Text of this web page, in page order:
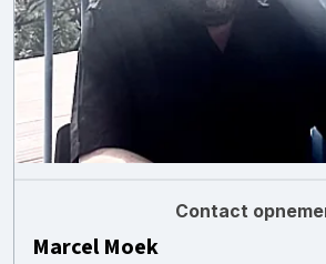
Contact
Marcel Moek